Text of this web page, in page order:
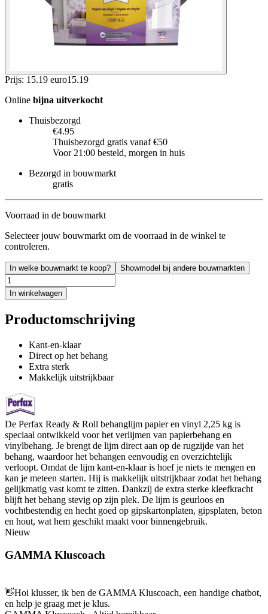
Prijs: 15.19 euro15.19
Online bijna uitverkocht
Thuisbezorgd
€4.95
Thuisbezorgd gratis vanaf €50
Voor 21:00 besteld, morgen in huis
Bezorgd in bouwmarkt
gratis
Voorraad in de bouwmarkt
Selecteer jouw bouwmarkt om de voorraad in de winkel te
controleren.
In welke bouwmarkt te koop? Showmodel bij andere bouwmarkten
In winkelwagen
Productomschrijving
Kant-en-klaar
Direct op het behang
Extra sterk
Makkelijk uitstrijkbaar
De Perfax Ready & Roll behanglijm papier en vinyl 2,25 kg is
speciaal ontwikkeld voor het verlijmen van papierbehang en
vinylbehang. Je brengt de lijm direct aan op de rugzijde van het
behang, waardoor het behangen eenvoudig en overzichtelijk
verloopt. Omdat de lijm kant-en-klaar is hoef je niets te mengen en
kan je meteen starten. Hij is makkelijk uitstrijkbaar zodat het behang
gelijkmatig vast komt te zitten. Dankzij de extra sterke kleefkracht
blijft het behang stevig op zijn plek. De lijm is geurloos en
vochtbestendig en hecht goed op gipskartonplaten, gipsplaten, beton
en hout, wat hem geschikt maakt voor binnengebruik.
Nieuw
GAMMA Kluscoach
👋Hoi klusser, ik ben de GAMMA Kluscoach, een handige chatbot,
en help je graag met je klus.